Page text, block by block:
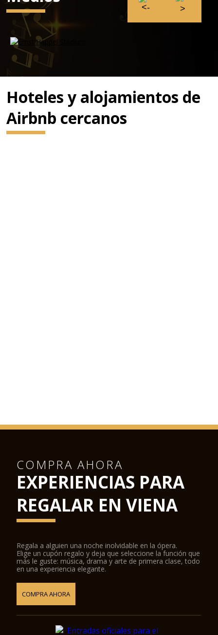
Hoteles y alojamientos de
Airbnb cercanos
COMPRA AHORA
EXPERIENCIAS PARA
REGALAR EN VIENA
Regala a alguien una noche inolvidable en la ópera.
Elige un cupón regalo y deja que seleccione la función que
más le guste: música, drama y arte de primera clase, todo
en una experiencia elegante.
COMPRA AHORA